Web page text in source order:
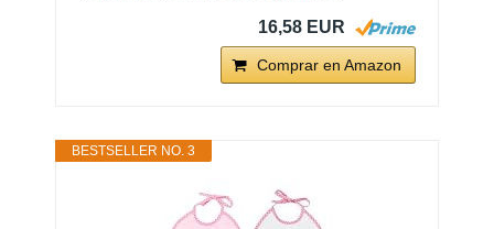
16,58 EUR
Comprar en Amazon
BESTSELLER NO. 3